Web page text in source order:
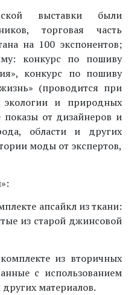
выставки были
торговая часть
на 100 экспонентов;
конкурс по пошиву
конкурс по пошиву
(проводится при
экологии и природных
от дизайнеров и
области и других
моды от экспертов,
апсайкл из ткани:
из старой джинсовой
из вторичных
с использованием
материалов.